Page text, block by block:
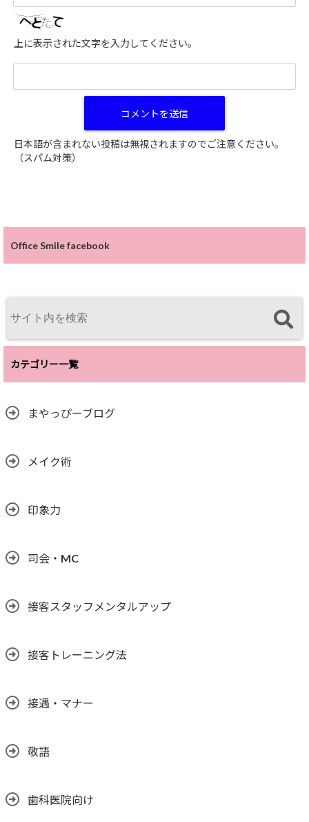
上に表示された文字を入力してください。
日本語が含まれない投稿は無視されますのでご注意ください。
（スパム対策）
Office Smile facebook
カテゴリー一覧
まやっぴーブログ
メイク術
印象力
司会・MC
接客スタッフメンタルアップ
接客トレーニング法
接遇・マナー
敬語
歯科医院向け